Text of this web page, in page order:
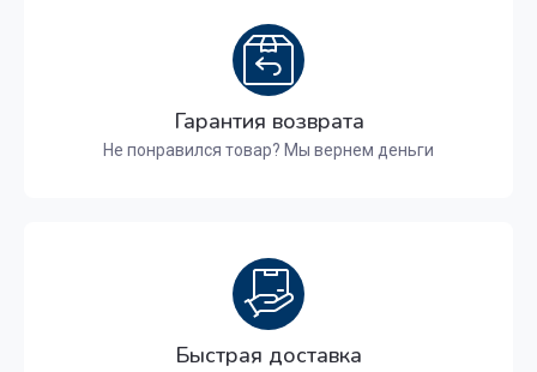
Гарантия возврата
Не понравился товар? Мы вернем деньги
Быстрая доставка